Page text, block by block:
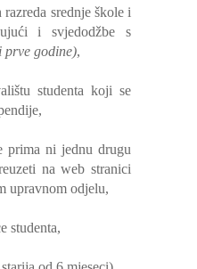
srednje škole i
i svjedodžbe s
prve godine),
studenta koji se
prima ni jednu drugu
na web stranici
upravnom odjelu,
studenta,